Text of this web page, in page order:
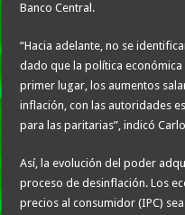
Banco Central.
“Hacia adelante, no se
dado que la política económica
primer lugar, los aumentos
inflación, con las autoridades
para las paritarias”, indicó
Así, la evolución del poder
proceso de desinflación. Los
precios al consumidor (IPC)